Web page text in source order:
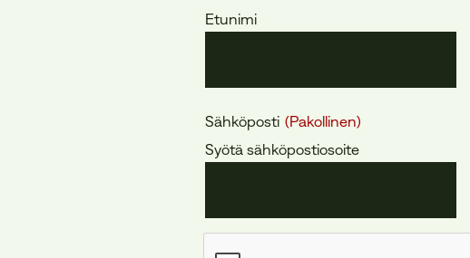
Etunimi
Sähköposti (Pakollinen)
Syötä sähköpostiosoite